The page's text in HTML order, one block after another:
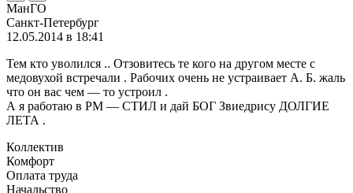
МанГО
Санкт-Петербург
12.05.2014 в 18:41
Тем кто уволился .. Отзовитесь те кого на другом месте с
медовухой встречали . Рабочих очень не устраивает А. Б. жаль
что он вас чем — то устроил .
А я работаю в РМ — СТИЛ и дай БОГ Звиедрису ДОЛГИЕ
ЛЕТА .
Коллектив
Комфорт
Оплата труда
Начальство